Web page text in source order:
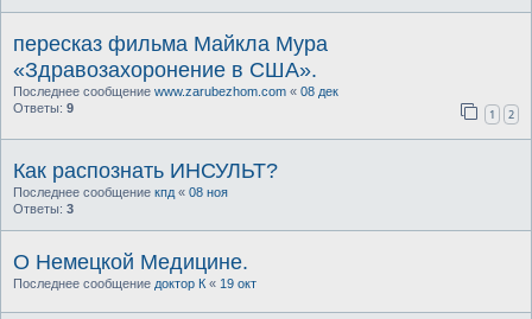
пересказ фильма Майкла Мура
«Здравозахоронение в США».
Последнее сообщение www.zarubezhom.com « 08 дек
Ответы: 9 1 2
Как распознать ИНСУЛЬТ?
Последнее сообщение кпд « 08 ноя
Ответы: 3
О Немецкой Медицине.
Последнее сообщение доктор К « 19 окт